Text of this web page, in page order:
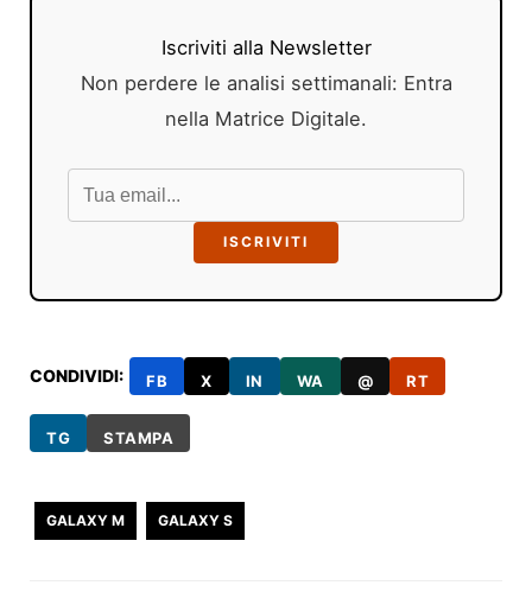
Iscriviti alla Newsletter
Non perdere le analisi settimanali: Entra
nella Matrice Digitale.
ISCRIVITI
CONDIVIDI: FB X IN WA @ RT
TG STAMPA
GALAXY M GALAXY S